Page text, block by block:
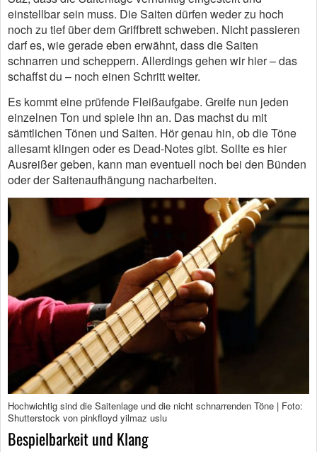
einstellbar sein muss. Die Saiten dürfen weder zu hoch
noch zu tief über dem Griffbrett schweben. Nicht passieren
darf es, wie gerade eben erwähnt, dass die Saiten
schnarren und scheppern. Allerdings gehen wir hier – das
schaffst du – noch einen Schritt weiter.
Es kommt eine prüfende Fleißaufgabe. Greife nun jeden
einzelnen Ton und spiele ihn an. Das machst du mit
sämtlichen Tönen und Saiten. Hör genau hin, ob die Töne
allesamt klingen oder es Dead-Notes gibt. Sollte es hier
Ausreißer geben, kann man eventuell noch bei den Bünden
oder der Saitenaufhängung nacharbeiten.
Hochwichtig sind die Saitenlage und die nicht schnarrenden Töne | Foto:
Shutterstock von pinkfloyd yilmaz uslu
Bespielbarkeit und Klang